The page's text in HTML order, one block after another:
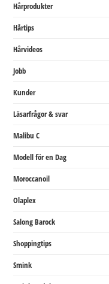
Hårprodukter
Hårtips
Hårvideos
Jobb
Kunder
Läsarfrågor & svar
Malibu C
Modell för en Dag
Moroccanoil
Olaplex
Salong Barock
Shoppingtips
Smink